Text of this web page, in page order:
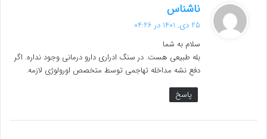
ناشناس
ف
:
25 دی, 1401 در 04:26
سلام به شما
بله طبیعی هست. در سنگ ادراری دارو درمانی وجود نداره. اگر
دفع نشه مداخله تهاجمی توسط متخصص اورولوژی لازمه.
پاسخ